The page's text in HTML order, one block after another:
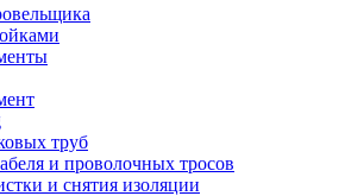
труб
и проволочных тросов
и снятия изоляции